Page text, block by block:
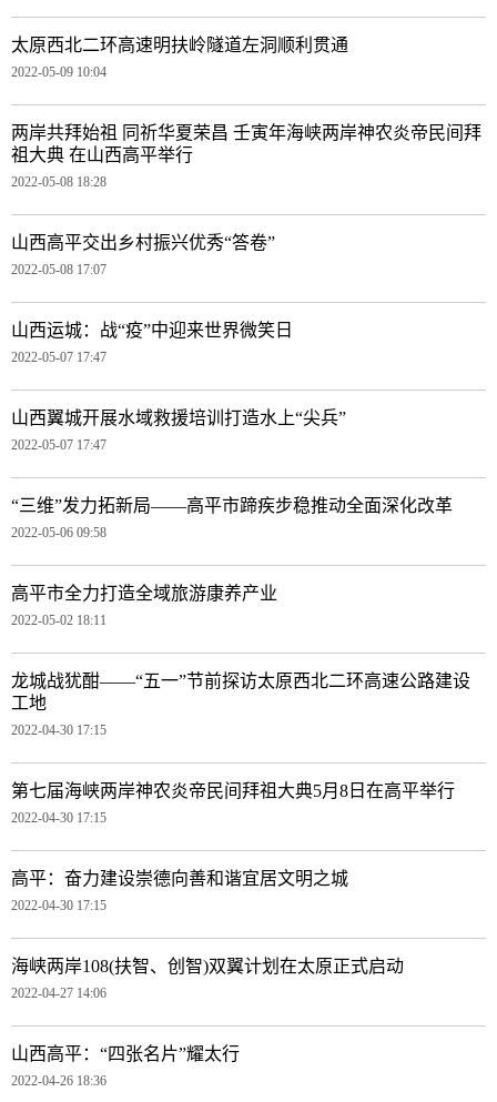
太原西北二环高速明扶岭隧道左洞顺利贯通
2022-05-09 10:04
两岸共拜始祖 同祈华夏荣昌 壬寅年海峡两岸神农炎帝民间拜
祖大典 在山西高平举行
2022-05-08 18:28
山西高平交出乡村振兴优秀“答卷”
2022-05-08 17:07
山西运城：战“疫”中迎来世界微笑日
2022-05-07 17:47
山西翼城开展水域救援培训打造水上“尖兵”
2022-05-07 17:47
“三维”发力拓新局——高平市蹄疾步稳推动全面深化改革
2022-05-06 09:58
高平市全力打造全域旅游康养产业
2022-05-02 18:11
龙城战犹酣——“五一”节前探访太原西北二环高速公路建设
工地
2022-04-30 17:15
第七届海峡两岸神农炎帝民间拜祖大典5月8日在高平举行
2022-04-30 17:15
高平：奋力建设崇德向善和谐宜居文明之城
2022-04-30 17:15
海峡两岸108(扶智、创智)双翼计划在太原正式启动
2022-04-27 14:06
山西高平：“四张名片”耀太行
2022-04-26 18:36